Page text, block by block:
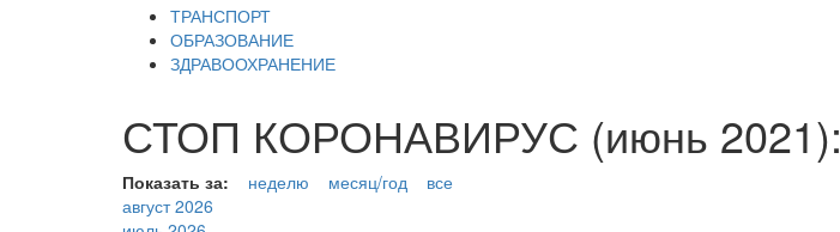
ТРАНСПОРТ
ОБРАЗОВАНИЕ
ЗДРАВООХРАНЕНИЕ
СТОП КОРОНАВИРУС (июнь 2021):
Показать за: неделю месяц/год
все
август 2026